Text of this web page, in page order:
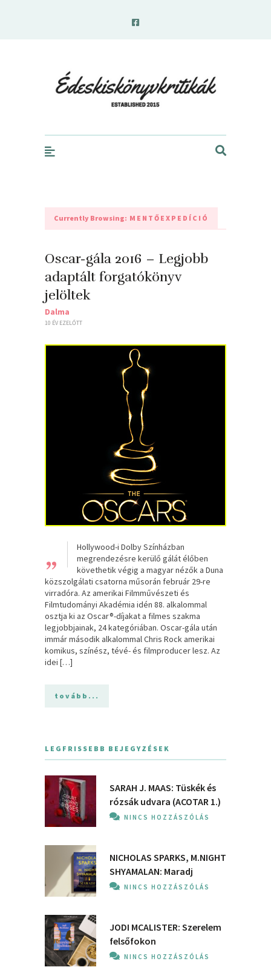
Currently Browsing: MENTŐEXPEDÍCIÓ
Oscar-gála 2016 – Legjobb
adaptált forgatókönyv
jelöltek
Dalma
10 ÉV EZELŐTT
„
Hollywood-i Dolby Színházban
megrendezésre kerülő gálát élőben
követhetik végig a magyar nézők a Duna
közszolgálati csatorna műsorán február 29-re
virradóra. Az amerikai Filmművészeti és
Filmtudományi Akadémia idén 88. alkalommal
osztja ki az Oscar®-díjakat a filmes szakma
legjobbjainak, 24 kategóriában. Oscar-gála után
immár második alkalommal Chris Rock amerikai
komikus, színész, tévé- és filmproducer lesz. Az
idei […]
tovább...
LEGFRISSEBB BEJEGYZÉSEK
SARAH J. MAAS: Tüskék és
rózsák udvara (ACOTAR 1.)
NINCS HOZZÁSZÓLÁS
NICHOLAS SPARKS, M.NIGHT
SHYAMALAN: Maradj
NINCS HOZZÁSZÓLÁS
JODI MCALISTER: Szerelem
felsőfokon
NINCS HOZZÁSZÓLÁS